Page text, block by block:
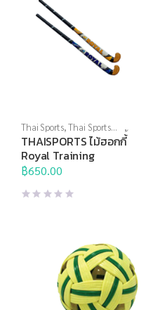
Thai Sports,Thai Sports
Brand,กีฬาประเภททีม,ฮอกกี้
THAISPORTS ไม้ฮอกกี้
Royal Training
฿650.00